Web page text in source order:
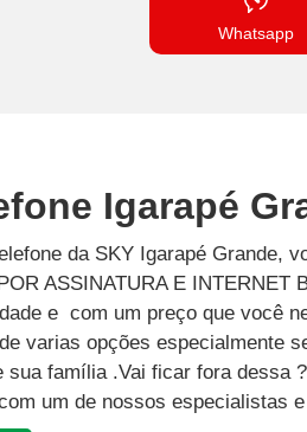
Whatsapp
Igarapé
da SKY Igarapé Grande,
ASSINATURA E INTERNET
e com um preço que você
varias opções especialmente
sua família .Vai ficar fora dessa
um de nossos especialistas